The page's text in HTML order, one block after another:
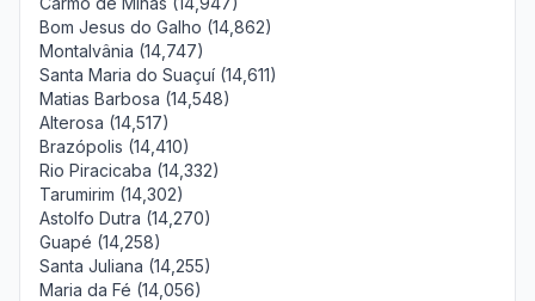
Bom Jesus do Galho (14,862)
Montalvânia (14,747)
Santa Maria do Suaçuí (14,611)
Matias Barbosa (14,548)
Alterosa (14,517)
Brazópolis (14,410)
Rio Piracicaba (14,332)
Tarumirim (14,302)
Astolfo Dutra (14,270)
Guapé (14,258)
Santa Juliana (14,255)
Maria da Fé (14,056)